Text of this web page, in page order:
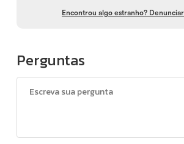
Perguntas
Encontrou algo estranho?